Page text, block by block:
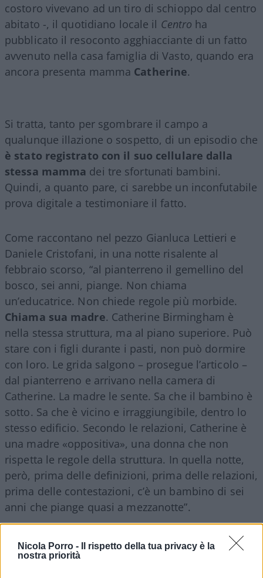
Nicola Porro -
Il rispetto della tua privacy è la
nostra priorità
costoro vivevano ad un tiro di schioppo dal centro
abitato -, il quotidiano locale il Centro ha
pubblicato il resoconto agghiacciante di un fatto
avvenuto nella casa famiglia di Vasto, quando era
ancora presenta mamma Catherine.
Si tratta, tanto per sgombrare il campo a
qualunque illazione o sospetto, di un episodio che
è stato registrato con il suo cellulare dalla
stessa mamma dei tre sfortunati bambini.
Quindi, a quanto pare, ci sarebbe un inconfutabile
prova digitale a testimoniare il fatto.
Come raccontano nel pezzo Gianluca Lettieri e
Daniele Cristofani, in una notte risalente al
febbraio scorso, “al pianterreno il gemellino del
bosco, sei anni, piange. Non chiama
un’educatrice. Non chiede regole più morbide.
Chiama sua madre. Catherine Birmingham è
nella stessa struttura, ma al piano superiore. Può
stare con i figli durante i pasti, non può dormire
con loro. Le grida salgono – prosegue l’articolo –
dal pianterreno e arrivano nella camera di
Catherine. La madre le sente. Sa che il bambino è
sotto. Sa che è vicino e irraggiungibile, dentro lo
stesso edificio. Secondo le relazioni, Catherine è
una madre «oppositiva», una donna che non
rispetta le regole della struttura. In quella notte,
però, prima delle definizioni, prima delle relazioni,
prima delle contestazioni, c’è un bambino di sei
anni che piange quasi a mezzanotte”.
A questo punto, estremamente preoccupata per le